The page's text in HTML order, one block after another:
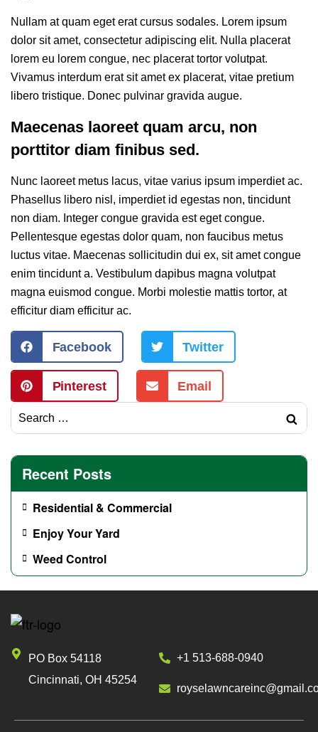
Nullam at quam eget erat cursus sodales. Lorem ipsum
dolor sit amet, consectetur adipiscing elit. Nulla placerat
lorem eu lorem congue, nec placerat tortor volutpat.
Vivamus interdum erat sit amet ex placerat, vitae pretium
libero tristique. Donec pulvinar gravida augue.
Maecenas laoreet quam arcu, non
porttitor diam finibus sed.
Nunc laoreet metus lacus, vitae varius ipsum imperdiet ac.
Phasellus libero nisl, imperdiet id egestas non, tincidunt
non diam. Integer congue gravida est eget congue.
Pellentesque egestas dolor quam, non faucibus metus
luctus vitae. Maecenas sollicitudin dui ex, sit amet congue
enim tincidunt a. Vestibulum dapibus magna volutpat
magna euismod congue. Morbi molestie mattis tortor, at
efficitur diam efficitur ac.
Facebook Twitter
Pinterest Email
Recent Posts
Residential & Commercial
Enjoy Your Yard
Weed Control
PO Box 54118
Cincinnati, OH 45254
+1 513-688-0940